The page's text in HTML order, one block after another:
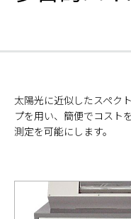
ツ
動
太陽光に近似したスペク
プを用い、簡便でコスト
測定を可能にします。